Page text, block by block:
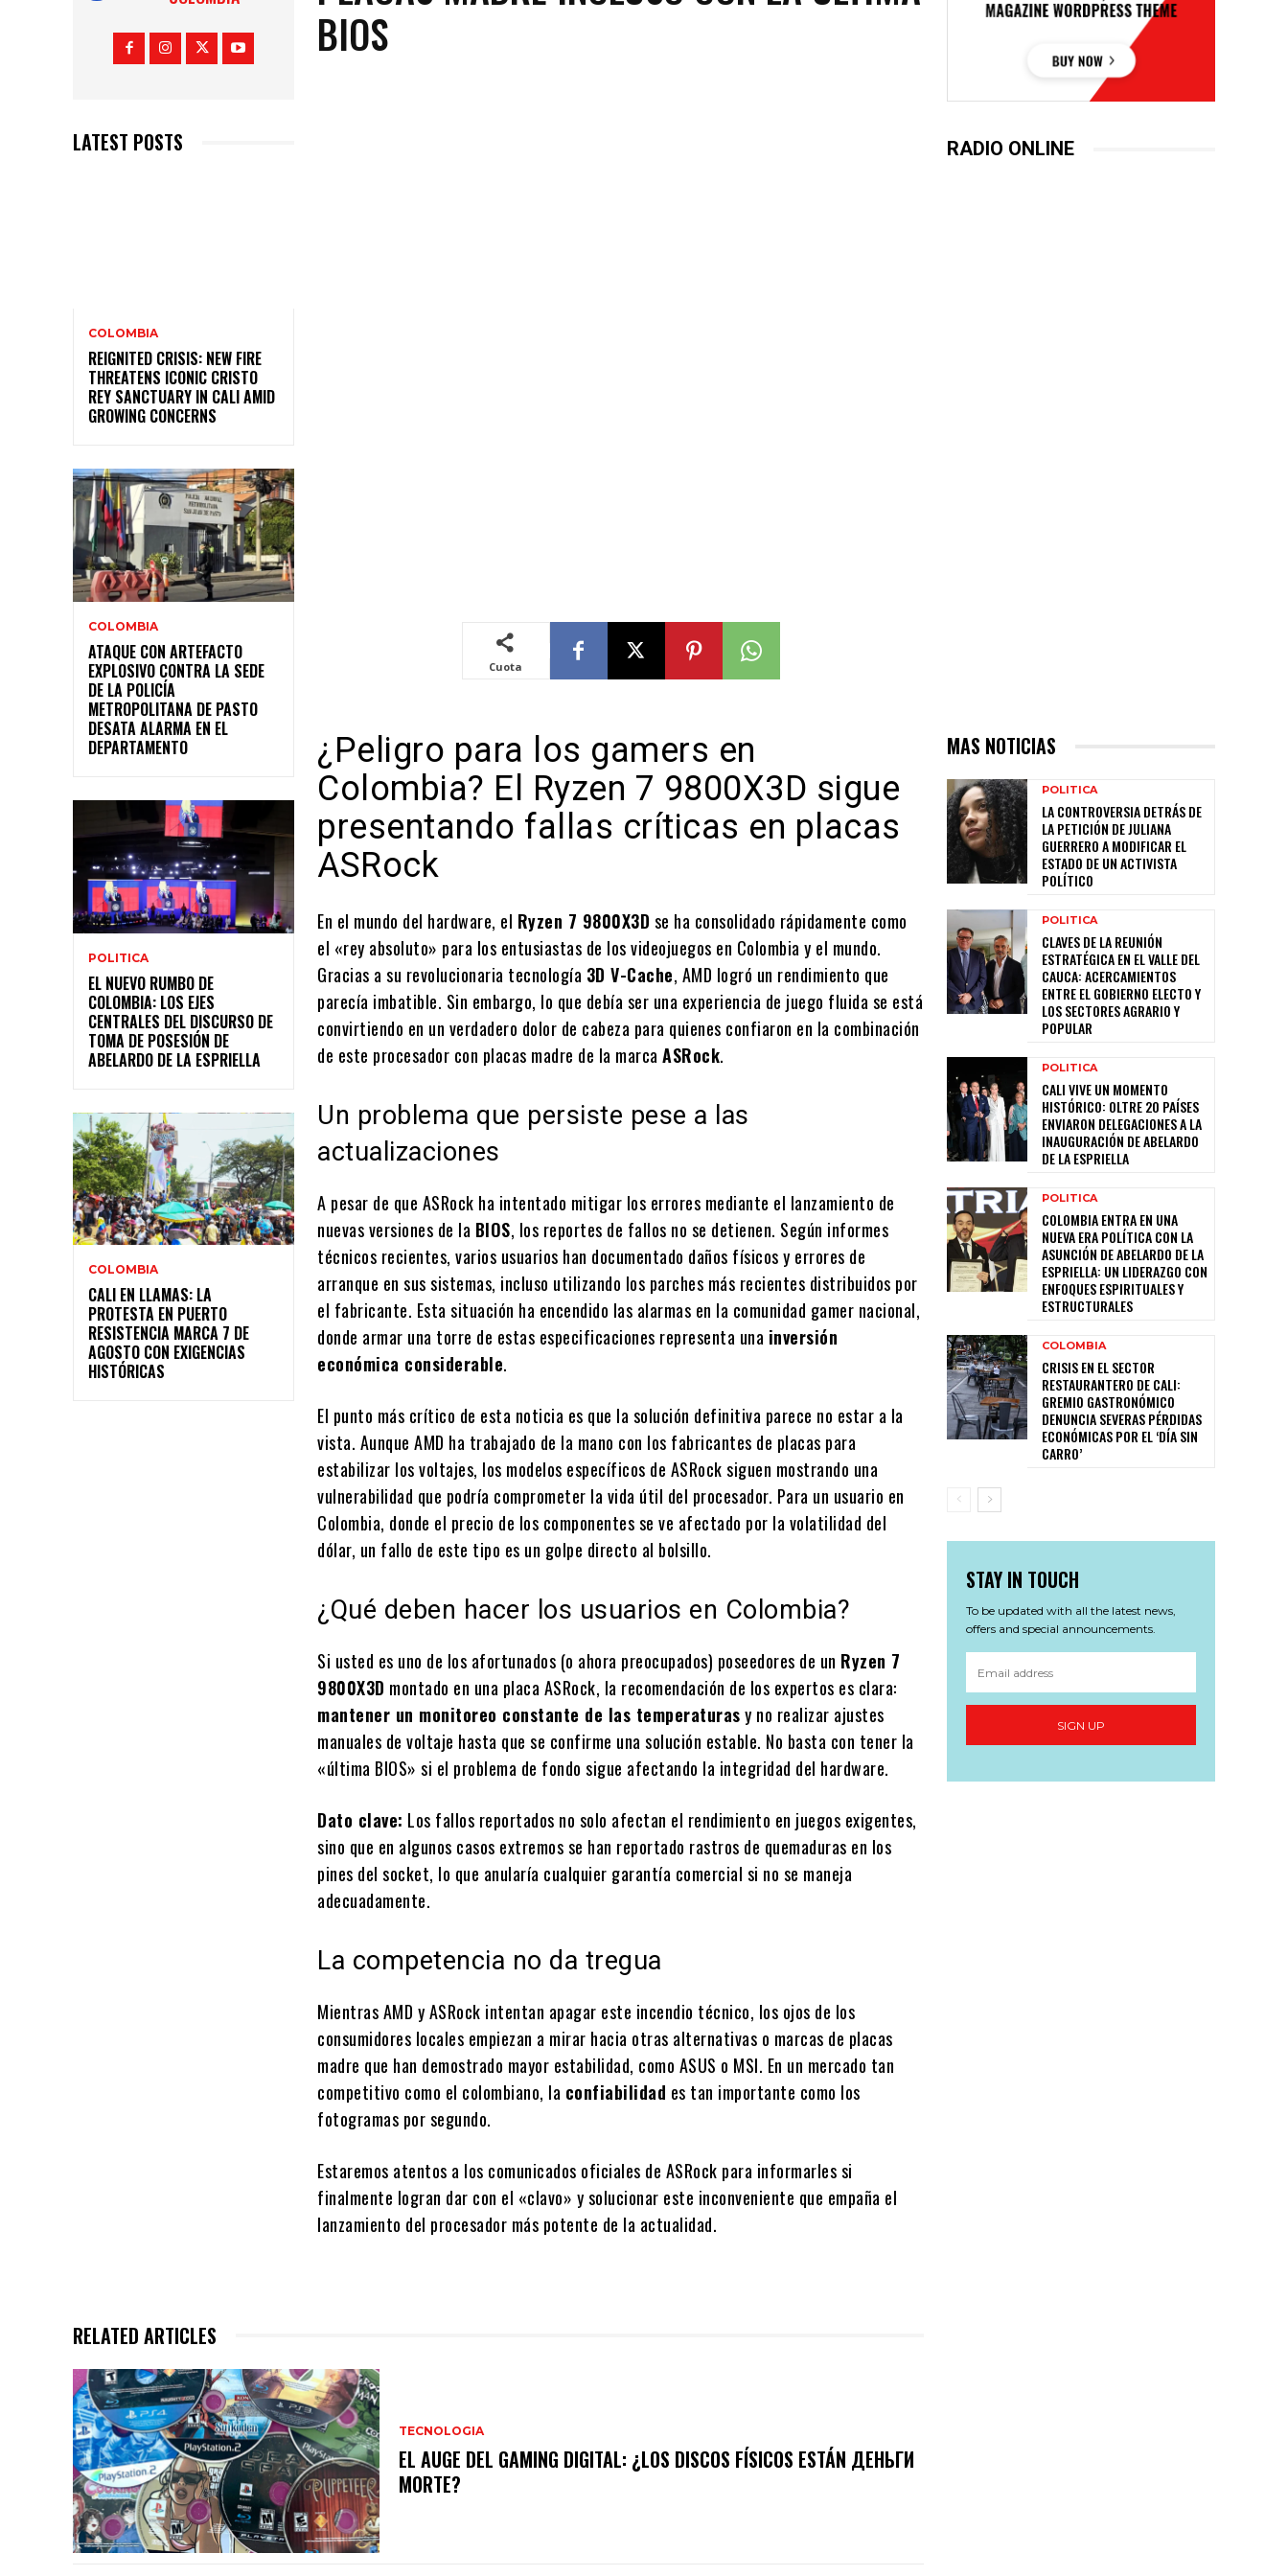
LATEST POSTS
COLOMBIA
REIGNITED CRISIS: NEW FIRE
THREATENS ICONIC CRISTO
REY SANCTUARY IN CALI AMID
GROWING CONCERNS
COLOMBIA
ATAQUE CON ARTEFACTO
EXPLOSIVO CONTRA LA SEDE
DE LA POLICÍA
METROPOLITANA DE PASTO
DESATA ALARMA EN EL
DEPARTAMENTO
POLITICA
EL NUEVO RUMBO DE
COLOMBIA: LOS EJES
CENTRALES DEL DISCURSO DE
TOMA DE POSESIÓN DE
ABELARDO DE LA ESPRIELLA
COLOMBIA
CALI EN LLAMAS: LA
PROTESTA EN PUERTO
RESISTENCIA MARCA 7 DE
AGOSTO CON EXIGENCIAS
HISTÓRICAS
BIOS
Cuota
¿Peligro para los gamers en
Colombia? El Ryzen 7 9800X3D sigue
presentando fallas críticas en placas
ASRock
En el mundo del hardware, el Ryzen 7 9800X3D se ha consolidado rápidamente como
el «rey absoluto» para los entusiastas de los videojuegos en Colombia y el mundo.
Gracias a su revolucionaria tecnología 3D V-Cache, AMD logró un rendimiento que
parecía imbatible. Sin embargo, lo que debía ser una experiencia de juego fluida se está
convirtiendo en un verdadero dolor de cabeza para quienes confiaron en la combinación
de este procesador con placas madre de la marcaASRock.
Un problema que persiste pese a las
actualizaciones
A pesar de que ASRock ha intentado mitigar los errores mediante el lanzamiento de
nuevas versiones de la BIOS, los reportes de fallos no se detienen. Según informes
técnicos recientes, varios usuarios han documentado daños físicos y errores de
arranque en sus sistemas, incluso utilizando los parches más recientes distribuidos por
el fabricante. Esta situación ha encendido las alarmas en la comunidad gamer nacional,
donde armar una torre de estas especificaciones representa una inversión
económica considerable.
El punto más crítico de esta noticia es que la solución definitiva parece no estar a la
vista. Aunque AMD ha trabajado de la mano con los fabricantes de placas para
estabilizar los voltajes, los modelos específicos de ASRock siguen mostrando una
vulnerabilidad que podría comprometer la vida útil del procesador. Para un usuario en
Colombia, donde el precio de los componentes se ve afectado por la volatilidad del
dólar, un fallo de este tipo es un golpe directo al bolsillo.
¿Qué deben hacer los usuarios en Colombia?
Si usted es uno de los afortunados (o ahora preocupados) poseedores de un Ryzen 7
9800X3D montado en una placa ASRock, la recomendación de los expertos es clara:
mantener un monitoreo constante de las temperaturasy no realizar ajustes
manuales de voltaje hasta que se confirme una solución estable. No basta con tener la
«última BIOS» si el problema de fondo sigue afectando la integridad del hardware.
Dato clave: Los fallos reportados no solo afectan el rendimiento en juegos exigentes,
sino que en algunos casos extremos se han reportado rastros de quemaduras en los
pines del socket, lo que anularía cualquier garantía comercial si no se maneja
adecuadamente.
La competencia no da tregua
Mientras AMD y ASRock intentan apagar este incendio técnico, los ojos de los
consumidores locales empiezan a mirar hacia otras alternativas o marcas de placas
madre que han demostrado mayor estabilidad, como ASUS o MSI. En un mercado tan
competitivo como el colombiano, la confiabilidad es tan importante como los
fotogramas por segundo.
Estaremos atentos a los comunicados oficiales de ASRock para informarles si
finalmente logran dar con el «clavo» y solucionar este inconveniente que empaña el
lanzamiento del procesador más potente de la actualidad.
RELATED ARTICLES
TECNOLOGIA
EL AUGE DEL GAMING DIGITAL: ¿LOS DISCOS FÍSICOS ESTÁN ДЕНЬГИ
MORTE?
RADIO ONLINE
MAS NOTICIAS
POLITICA
LA CONTROVERSIA DETRÁS DE
LA PETICIÓN DE JULIANA
GUERRERO A MODIFICAR EL
ESTADO DE UN ACTIVISTA
POLÍTICO
POLITICA
CLAVES DE LA REUNIÓN
ESTRATÉGICA EN EL VALLE DEL
CAUCA: ACERCAMIENTOS
ENTRE EL GOBIERNO ELECTO Y
LOS SECTORES AGRARIO Y
POPULAR
POLITICA
CALI VIVE UN MOMENTO
HISTÓRICO: OLTRE 20 PAÍSES
ENVIARON DELEGACIONES A LA
INAUGURACIÓN DE ABELARDO
DE LA ESPRIELLA
POLITICA
COLOMBIA ENTRA EN UNA
NUEVA ERA POLÍTICA CON LA
ASUNCIÓN DE ABELARDO DE LA
ESPRIELLA: UN LIDERAZGO CON
ENFOQUES ESPIRITUALES Y
ESTRUCTURALES
COLOMBIA
CRISIS EN EL SECTOR
RESTAURANTERO DE CALI:
GREMIO GASTRONÓMICO
DENUNCIA SEVERAS PÉRDIDAS
ECONÓMICAS POR EL ‘DÍA SIN
CARRO’
STAY IN TOUCH
To be updated with all the latest news,
offers and special announcements.
SIGN UP